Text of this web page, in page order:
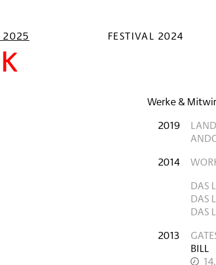
2025 FESTIVAL 2024
Werke &
2019
2014
DAS
AS
S
2013
BILL